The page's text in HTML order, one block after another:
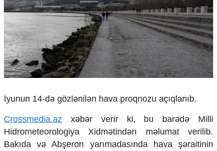
Çarpaz baxış
Siyasi
Geosiyasi
İqtisadi
Sosioloji
Multimedia
Video
İnfoqrafika
Podcast
İyunun 14-də gözlənilən hava proqnozu açıqlanıb.
Crossmedia.az xəbər verir ki, bu barədə Milli
Hidrometeorologiya Xidmətindən məlumat verilib.
Bakıda və Abşeron yarımadasında hava şəraitinin